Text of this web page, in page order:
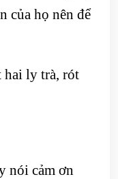
của họ nên để
hai ly trà, rót
nói cảm ơn